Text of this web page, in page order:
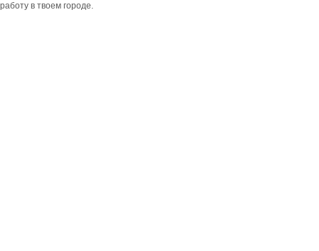
работу в твоем городе.